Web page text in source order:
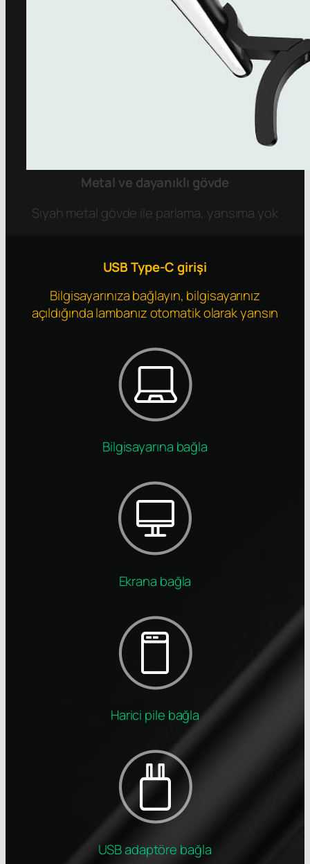
Metal ve dayanıklı gövde
Siyah metal gövde ile parlama, yansıma yok
USB Type-C girişi
Bilgisayarınıza bağlayın, bilgisayarınız
açıldığında lambanız otomatik olarak yansın
Bilgisayarına bağla
Ekrana bağla
Harici pile bağla
USB adaptöre bağla